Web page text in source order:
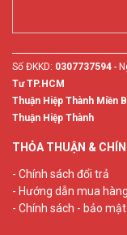
Số ĐKKD: 0307737594 -
Tư TP.HCM
Thuận Hiệp Thành Miền
Thuận Hiệp Thành
THỎA THUẬN &
- Chính sách đổi trả
- Hướng dẫn mua
- Chính sách - bảo mật